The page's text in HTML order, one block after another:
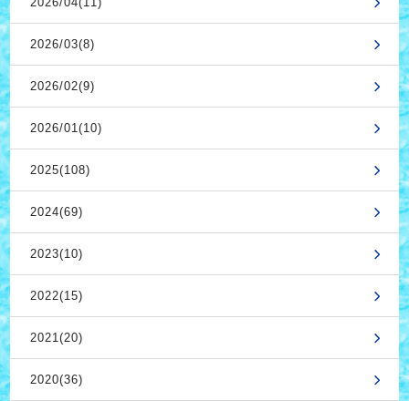
2026/03(8)
2026/02(9)
2026/01(10)
2025(108)
2024(69)
2023(10)
2022(15)
2021(20)
2020(36)